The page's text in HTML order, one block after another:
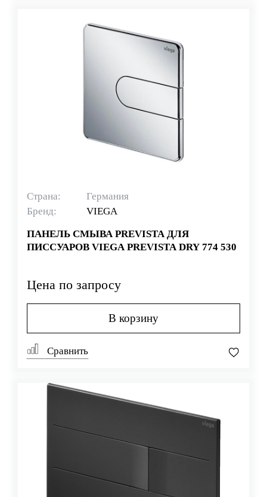
Страна:
Германия
Бренд:
VIEGA
ПАНЕЛЬ СМЫВА PREVISTA ДЛЯ
ПИССУАРОВ VIEGA PREVISTA DRY 774 530
Цена по запросу
В корзину
Сравнить